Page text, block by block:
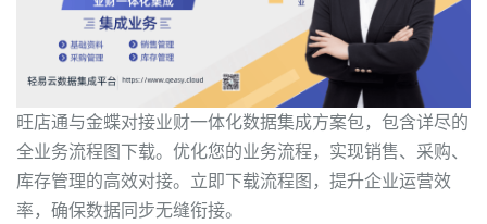
旺店通与金蝶对接业财一体化数据集成方案包，包含详尽的
全业务流程图下载。优化您的业务流程，实现销售、采购、
库存管理的高效对接。立即下载流程图，提升企业运营效
率，确保数据同步无缝衔接。